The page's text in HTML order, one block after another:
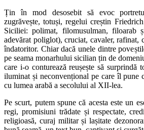
Țin în mod desosebit să evoc
zugrăvește, totuși, regelui creștin
Siciliei: polimat, filomusulman, filoarab
adevărat poliglot), cruciat, cavaler, rafinat,
îndatoritor. Chiar dacă unele dintre
pe seama monarhului sicilian țin de
care i-o conturează reușește să surprindă
iluminat și neconvențional pe care îl pune
cu lumea arabă a secolului al XII-lea.
Pe scurt, putem spune că acesta este un
regi, promisiuni trădate și respectate,
religioasă, curaj militar și lașitate